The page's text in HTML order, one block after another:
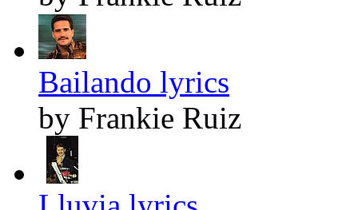
Bailando lyrics
by Frankie Ruiz